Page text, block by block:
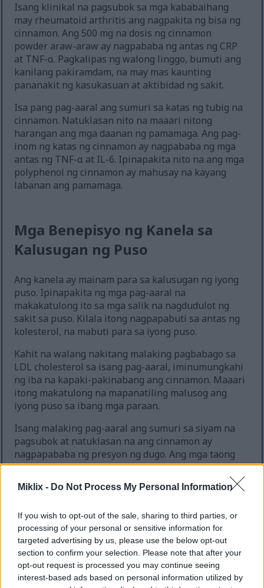
Miklix - Do Not Process My Personal Information
If you wish to opt-out of the sale, sharing to third parties, or
processing of your personal or sensitive information for
targeted advertising by us, please use the below opt-out
section to confirm your selection. Please note that after your
opt-out request is processed you may continue seeing
interest-based ads based on personal information utilized by
Isang klinikal na pagsubok sa mga kababaihang
may rheumatoid arthritis ang nagpakita ng bisa ng
cinnamon. Ang 500 mg na dosis ng cinnamon
powder araw-araw ay nagpababa ng antas ng CRP
at TNF-α. Pagkalipas ng walong linggo, bumuti ang
kanilang pakiramdam, na may mas kaunting
pananakit ng kasukasuan at aktibidad ng sakit.
Isa pang pag-aaral ang sumuri sa katas ng tubig na
cinnamon. Natuklasan nito na maaari nitong
harangan ang mga daanan ng pamamaga. Ang pag-
inom ng katas ng cinnamon ay nagpababa ng mga
antas ng TNF-α at IL-6. Ipinapakita nito na ang mga
polyphenol ng cinnamon ay mahusay na kayang
labanan ang pamamaga.
Mga Benepisyo ng Kanela sa
Kalusugan ng Puso
Ang kanela ay mainam para sa kalusugan ng iyong
puso. Ipinapakita ng mga pag-aaral na
makakatulong ito sa mga salik na nagdudulot ng
sakit sa puso. Kilala itong nagpapabuti sa antas ng
kolesterol, na mabuti para sa iyong puso.
Kahit na walang nakitang malaking pagbabago sa
LDL cholesterol sa isang pag-aaral, iminumungkahi
ng iba na kapaki-pakinabang ang cinnamon. Maaari
itong makatulong na mapanatiling malusog ang
iyong puso sa ibang mga paraan.
Isang malaking pag-aaral ang sumuri sa siyam na
pagsubok at natuklasan na ang cinnamon ay
nagpapababa ng presyon ng dugo. Ang mga taong
kumain ng cinnamon ay may mas mababang systolic
at diastolic na presyon ng dugo. Totoo ito para sa
mga kumain ng hanggang 2 gramo ng cinnamon sa
Ang regular na pagkain ng cinnamon ay maaaring
makapagpalusog sa iyong puso. Ito ay isang
simpleng paraan upang mapalakas ang kalusugan
ng iyong puso. Ang pagdaragdag ng cinnamon sa
iyong diyeta ay maaaring maging isang matalinong